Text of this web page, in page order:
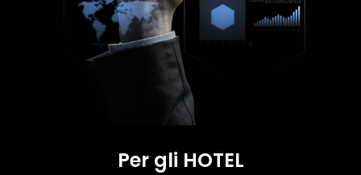
Per gli HOTEL